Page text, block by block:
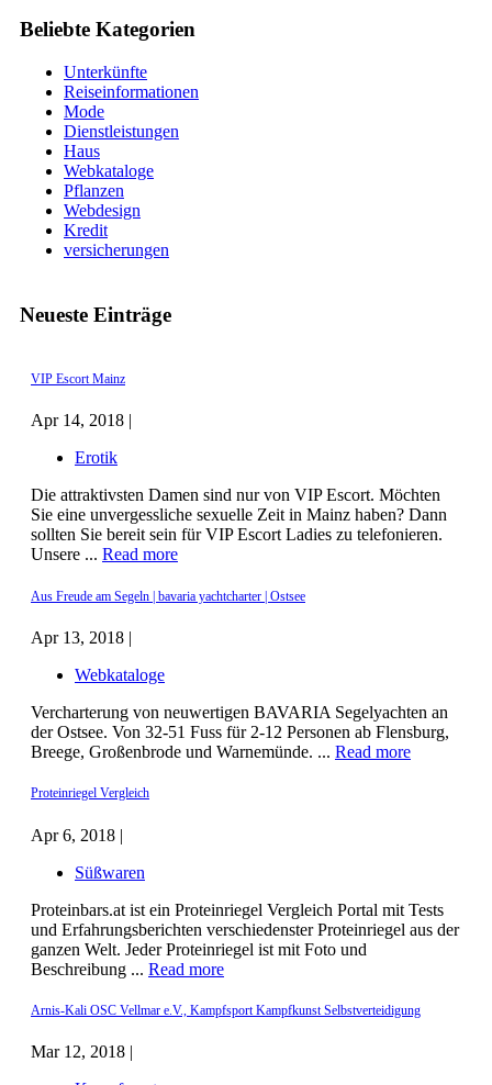
Beliebte Kategorien
Unterkünfte
Reiseinformationen
Mode
Dienstleistungen
Haus
Webkataloge
Pflanzen
Webdesign
Kredit
versicherungen
Neueste Einträge
VIP Escort Mainz
Apr 14, 2018 |
Erotik
Die attraktivsten Damen sind nur von VIP Escort. Möchten
Sie eine unvergessliche sexuelle Zeit in Mainz haben? Dann
sollten Sie bereit sein für VIP Escort Ladies zu telefonieren.
Unsere ... Read more
Aus Freude am Segeln | bavaria yachtcharter | Ostsee
Apr 13, 2018 |
Webkataloge
Vercharterung von neuwertigen BAVARIA Segelyachten an
der Ostsee. Von 32-51 Fuss für 2-12 Personen ab Flensburg,
Breege, Großenbrode und Warnemünde. ... Read more
Proteinriegel Vergleich
Apr 6, 2018 |
Süßwaren
Proteinbars.at ist ein Proteinriegel Vergleich Portal mit Tests
und Erfahrungsberichten verschiedenster Proteinriegel aus der
ganzen Welt. Jeder Proteinriegel ist mit Foto und
Beschreibung ... Read more
Arnis-Kali OSC Vellmar e.V., Kampfsport Kampfkunst Selbstverteidigung
Mar 12, 2018 |